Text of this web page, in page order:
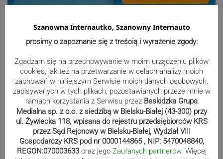
Sport
remis. Podbeskidzie – Lechia 2:2 |
ZDJĘCIA
Biało-zieloni nadal niepokonani.
Rekord – Stal 3:1 | ZDJĘCIA
Szanowna Internautko, Szanowny Internauto
prosimy o zapoznanie się z treścią i wyrażenie zgody:
Zgadzam się na przechowywanie w moim urządzeniu plików
cookies, jak też na przetwarzanie w celach analizy moich
zachowań w niniejszym Serwisie moich danych osobowych,
zapisywanych w tych plikach, pozostawianych przeze mnie w
ramach korzystania z Serwisu przez Beskidzka Grupa
Medialna sp. z o.o. z siedzibą w Bielsku-Białej (43-300) przy
ul. Żywiecka 118, wpisana do rejestru przedsiębiorców KRS
przez Sąd Rejonowy w Bielsku-Białej, Wydział VIII
Gospodarczy KRS pod nr 0000144865 , NIP: 5470048840,
REGON:070003633 oraz jego Zaufanych partnerów. Więcej